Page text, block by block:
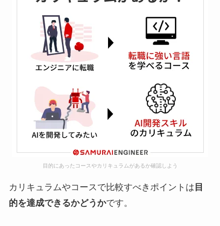
目的にあったコースやカリキュラムがあるか確認しよう
カリキュラムやコースで比較すべきポイントは 目
的を達成できるかどうかです。